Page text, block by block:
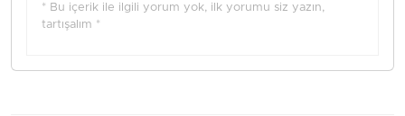
* Bu içerik ile ilgili yorum yok, ilk yorumu siz yazın,
tartışalım *